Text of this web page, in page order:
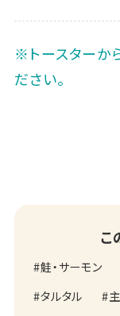
※トースターか
ださい。
こ
鮭・サーモン
タルタル